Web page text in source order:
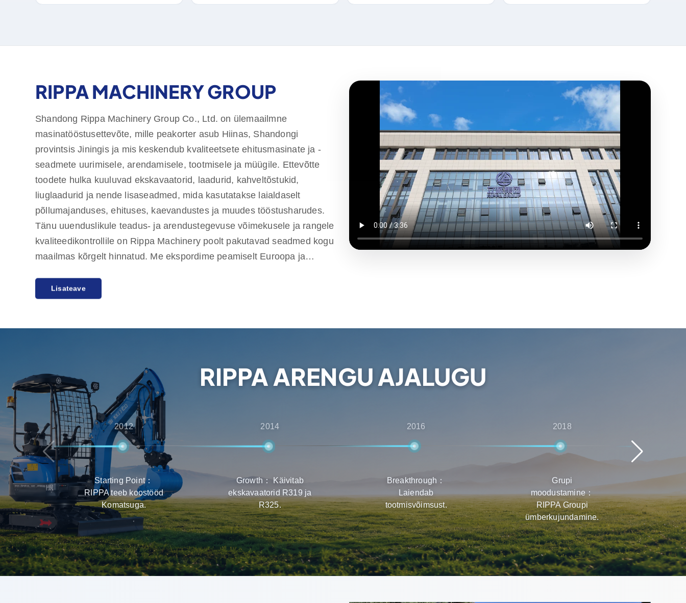
RIPPA MACHINERY GROUP
Shandong Rippa Machinery Group Co., Ltd. on ülemaailmne
masinatööstusettevõte, mille peakorter asub Hiinas, Shandongi
provintsis Jiningis ja mis keskendub kvaliteetsete ehitusmasinate ja -
seadmete uurimisele, arendamisele, tootmisele ja müügile. Ettevõtte
toodete hulka kuuluvad ekskavaatorid, laadurid, kahveltõstukid,
liuglaadurid ja nende lisaseadmed, mida kasutatakse laialdaselt
põllumajanduses, ehituses, kaevandustes ja muudes tööstusharudes.
Tänu uuenduslikule teadus- ja arendustegevuse võimekusele ja rangele
kvaliteedikontrollile on Rippa Machinery poolt pakutavad seadmed kogu
maailmas kõrgelt hinnatud. Me ekspordime peamiselt Euroopa ja
pühendudes klientide vajaduste rahuldamisele kulutõhusate ja
kvaliteetsete toodete järele. Rippal on ka mitu esindajat üle maailma,
RIPPA ARENGU AJALUGU
2012
Starting Point：
RIPPA teeb koostööd
Komatsuga.
2014
Growth： Käivitab
ekskavaatorid R319 ja
R325.
2016
Breakthrough：
Laiendab
tootmisvõimsust.
2018
Grupi
moodustamine：
RIPPA Groupi
ümberkujundamine.